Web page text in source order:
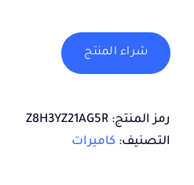
شراء المنتج
رمز المنتج: Z8H3YZ21AG5R
التصنيف: كاميرات